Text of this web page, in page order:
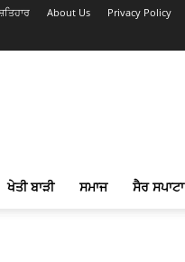
About Us Privacy Policy
ਖੇਤੀ ਬਾੜੀ ਸਮਾਜ ਸੈਰ ਸਪਾਟਾ